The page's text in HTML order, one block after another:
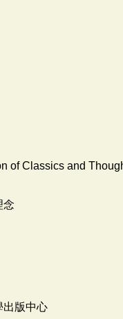
of Classics and
念
出版中心